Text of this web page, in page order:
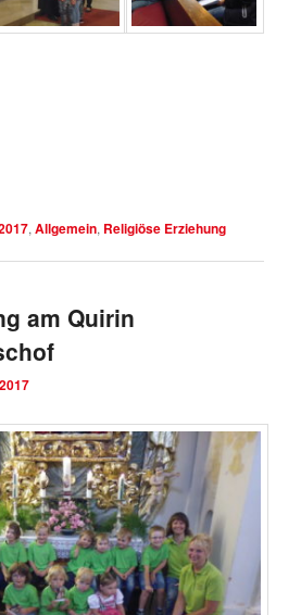
,Allgemein, Religiöse Erziehung
am Quirin